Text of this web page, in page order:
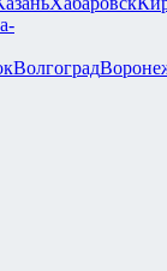
Волгоград